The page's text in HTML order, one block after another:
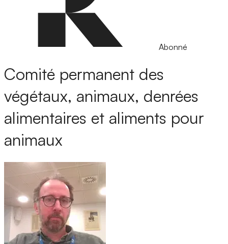
Abonné
Comité permanent des
végétaux, animaux, denrées
alimentaires et aliments pour
animaux